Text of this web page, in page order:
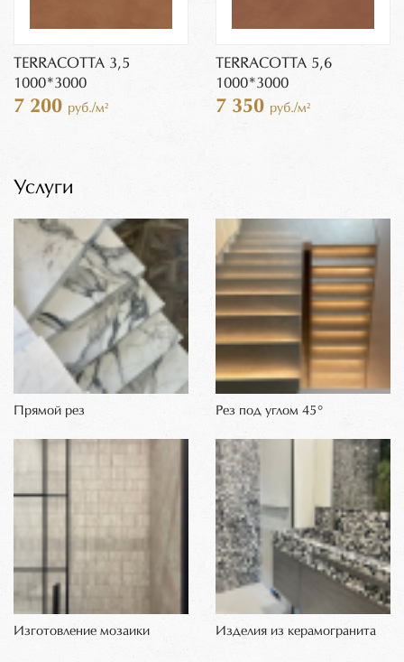
TERRACOTTA 3,5
1000*3000
7 200 руб./м²
TERRACOTTA 5,6
1000*3000
7 350 руб./м²
Услуги
Прямой рез Рез под углом 45°
Изготовление мозаики Изделия из керамогранита